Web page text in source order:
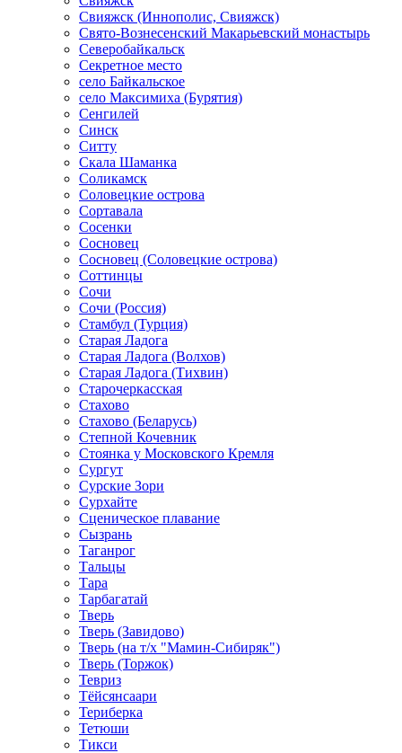
Свияжск (Иннополис, Свияжск)
Свято-Вознесенский Макарьевский монастырь
Северобайкальск
Секретное место
село Байкальское
село Максимиха (Бурятия)
Сенгилей
Синск
Ситту
Скала Шаманка
Соликамск
Соловецкие острова
Сортавала
Сосенки
Сосновец
Сосновец (Соловецкие острова)
Соттинцы
Сочи
Сочи (Россия)
Стамбул (Турция)
Старая Ладога
Старая Ладога (Волхов)
Старая Ладога (Тихвин)
Старочеркасская
Стахово
Стахово (Беларусь)
Степной Кочевник
Стоянка у Московского Кремля
Сургут
Сурские Зори
Сурхайте
Сценическое плавание
Сызрань
Таганрог
Тальцы
Тара
Тарбагатай
Тверь
Тверь (Завидово)
Тверь (на т/х "Мамин-Сибиряк")
Тверь (Торжок)
Тевриз
Тёйсянсаари
Териберка
Тетюши
Тикси